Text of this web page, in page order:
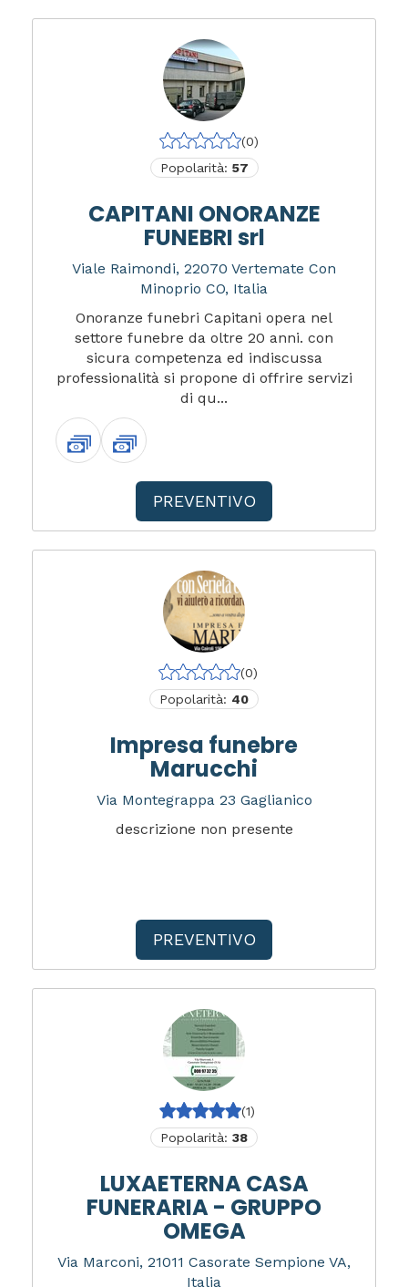
(0)
Popolarità: 57
CAPITANI ONORANZE
FUNEBRI srl
Viale Raimondi, 22070 Vertemate Con
Minoprio CO, Italia
Onoranze funebri Capitani opera nel
settore funebre da oltre 20 anni. con
sicura competenza ed indiscussa
professionalità si propone di offrire servizi
di qu...
PREVENTIVO
(0)
Popolarità: 40
Impresa funebre
Marucchi
Via Montegrappa 23 Gaglianico
descrizione non presente
PREVENTIVO
(1)
Popolarità: 38
LUXAETERNA CASA
FUNERARIA - GRUPPO
OMEGA
Via Marconi, 21011 Casorate Sempione VA,
Italia